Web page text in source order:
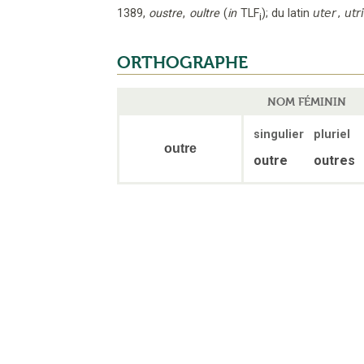
1389, oustre, oultre (in TLFi); du latin uter,
ORTHOGRAPHE
NOM FÉMININ
outre
singulier pluriel
outre outres